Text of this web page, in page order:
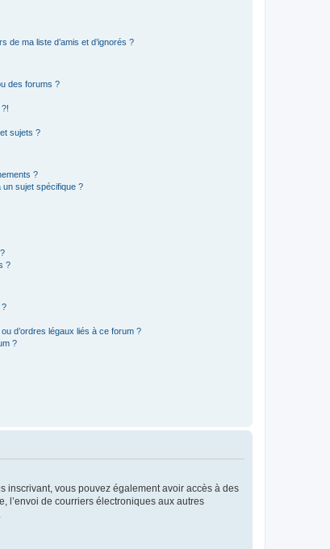
de ma liste d’amis et d’ignorés ?
des forums ?
sujets ?
?
un sujet spécifique ?
?
?
d’ordres légaux liés à ce forum ?
?
inscrivant, vous pouvez également avoir accès à des
l’envoi de courriers électroniques aux autres